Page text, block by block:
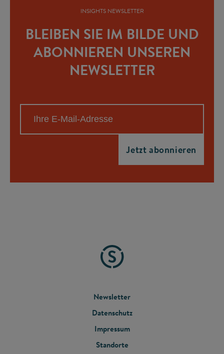
INSIGHTS NEWSLETTER
BLEIBEN SIE IM BILDE UND
ABONNIEREN UNSEREN
NEWSLETTER
FOOTER
MENU
Newsletter
Datenschutz
Impressum
Standorte